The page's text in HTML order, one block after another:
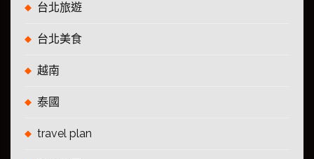
台北旅遊
台北美食
越南
泰國
travel plan